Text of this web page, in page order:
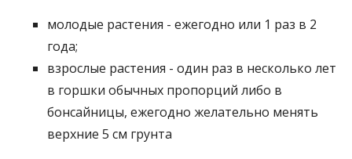
молодые растения - ежегодно или 1 раз в 2
года;
взрослые растения - один раз в несколько лет
в горшки обычных пропорций либо в
бонсайницы, ежегодно желательно менять
верхние 5 см грунта